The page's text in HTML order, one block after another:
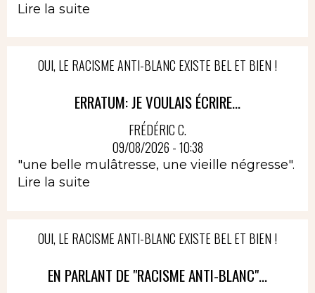
Lire la suite
OUI, LE RACISME ANTI-BLANC EXISTE BEL ET BIEN !
ERRATUM: JE VOULAIS ÉCRIRE...
FRÉDÉRIC C.
09/08/2026 - 10:38
"une belle mulâtresse, une vieille négresse".
Lire la suite
OUI, LE RACISME ANTI-BLANC EXISTE BEL ET BIEN !
EN PARLANT DE "RACISME ANTI-BLANC"...